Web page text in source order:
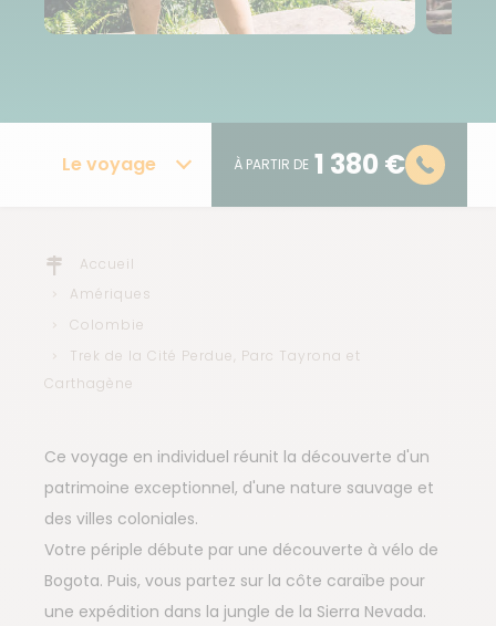
Le voyage À PARTIR DE 1 380 €
Accueil
Amériques
Colombie
Trek de la Cité Perdue, Parc Tayrona et
Carthagène
Ce voyage en individuel réunit la découverte d'un
patrimoine exceptionnel, d'une nature sauvage et
des villes coloniales.
Votre périple débute par une découverte à vélo de
Bogota. Puis, vous partez sur la côte caraïbe pour
une expédition dans la jungle de la Sierra Nevada.